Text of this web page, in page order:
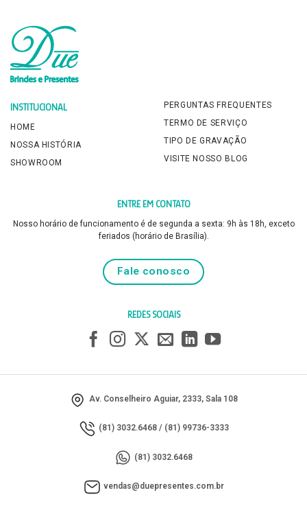
INSTITUCIONAL
HOME
NOSSA HISTÓRIA
SHOWROOM
PERGUNTAS FREQUENTES
TERMO DE SERVIÇO
TIPO DE GRAVAÇÃO
VISITE NOSSO BLOG
ENTRE EM CONTATO
Nosso horário de funcionamento é de segunda a sexta: 9h às 18h, exceto
feriados (horário de Brasília).
Fale conosco
REDES SOCIAIS
Av. Conselheiro Aguiar, 2333, Sala 108
(81) 3032.6468/ (81) 99736-3333
(81) 3032.6468
vendas@duepresentes.com.br